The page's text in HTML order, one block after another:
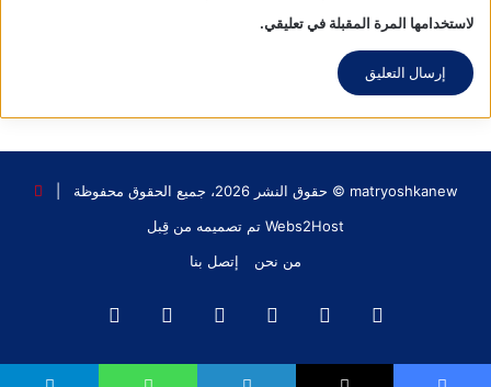
لاستخدامها المرة المقبلة في تعليقي.
matryoshkanew © حقوق النشر 2026، جميع الحقوق محفوظة |
Webs2Host تم تصميمه من قِبل
من نحن
إتصل بنا
فيسبوك يوتيوب انستقرام‫TikTok